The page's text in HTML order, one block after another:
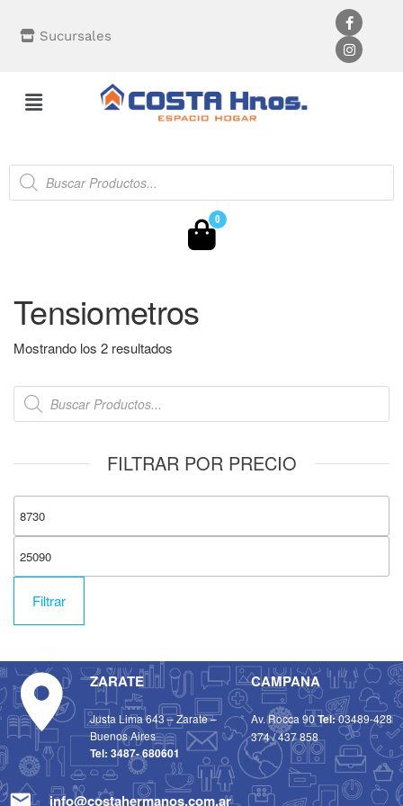
Sucursales
0
Tensiometros
Mostrando los 2 resultados
FILTRAR POR PRECIO
Filtrar
ZARATE
Justa Lima 643 – Zarate –
Buenos Aires
Tel: 3487- 680601
CAMPANA
Av. Rocca 90Tel:03489-428
374/437 858
info@costahermanos.com.ar